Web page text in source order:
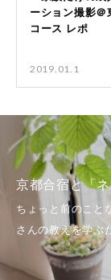
2019.01.1
京都合宿と「